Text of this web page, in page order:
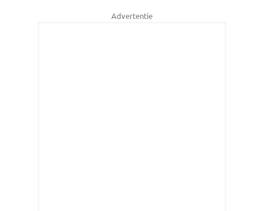
Advertentie